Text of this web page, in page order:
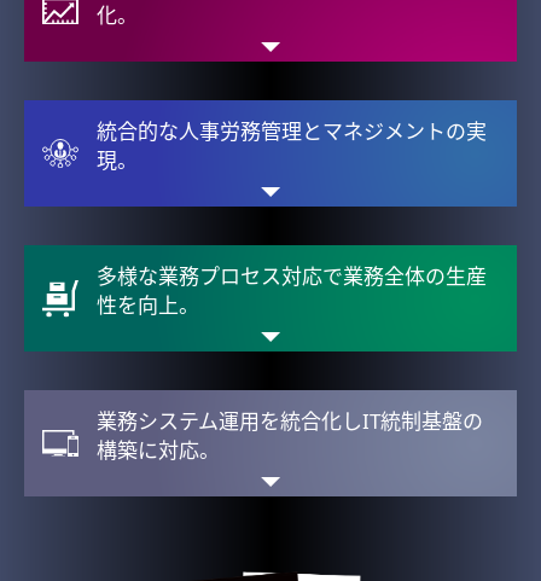
化。
統合的な人事労務管理とマネジメントの実
現。
多様な業務プロセス対応で業務全体の生産
性を向上。
業務システム運用を統合化しIT統制基盤の
構築に対応。